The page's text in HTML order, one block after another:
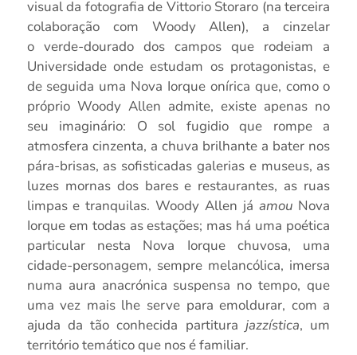
visual da fotografia de Vittorio Storaro (na terceira
colaboração com Woody Allen), a cinzelar
o verde-douradodos campos que rodeiam a
Universidade onde estudam os protagonistas, e
de seguida uma Nova Iorque onírica que, como o
próprio Woody Allen admite, existe apenas no
seu imaginário: O sol fugidio que rompe a
atmosfera cinzenta, a chuva brilhante a bater nos
pára-brisas, as sofisticadas galerias e museus, as
luzes mornas dos bares e restaurantes, as ruas
limpas e tranquilas. Woody Allen já amou Nova
Iorque em todas as estações; mas há uma poética
particular nesta Nova Iorque chuvosa, uma
cidade-personagem, sempre melancólica, imersa
numa aura anacrónica suspensa no tempo, que
uma vez mais lhe serve para emoldurar, com a
ajuda da tão conhecida partitura jazzística, um
território temático que nos é familiar.